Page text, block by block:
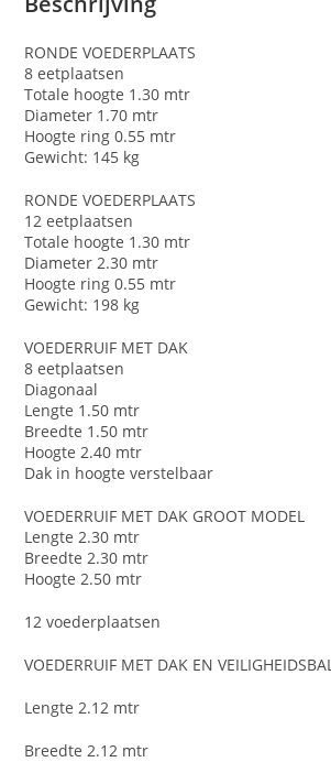
RONDE VOEDERPLAATS
8 eetplaatsen
Totale hoogte 1.30 mtr
Diameter 1.70 mtr
Hoogte ring 0.55 mtr
Gewicht: 145 kg
RONDE VOEDERPLAATS
12 eetplaatsen
Totale hoogte 1.30 mtr
Diameter 2.30 mtr
Hoogte ring 0.55 mtr
Gewicht: 198 kg
VOEDERRUIF MET DAK
8 eetplaatsen
Diagonaal
Lengte 1.50 mtr
Breedte 1.50 mtr
Hoogte 2.40 mtr
Dak in hoogte verstelbaar
VOEDERRUIF MET DAK GROOT MODEL
Lengte 2.30 mtr
Breedte 2.30 mtr
Hoogte 2.50 mtr
12 voederplaatsen
VOEDERRUIF MET DAK EN
Lengte 2.12 mtr
Breedte 2.12 mtr